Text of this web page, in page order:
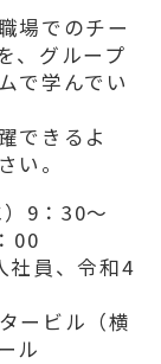
場でのチー
、グループ
で学んでい
できるよ
い。
9：30～
00
員、令和4
ビル（横
ル